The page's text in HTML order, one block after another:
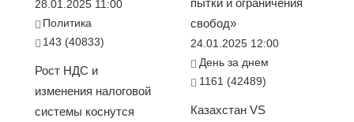
28.01.2025 11:00
Политика
143 (40833)
Рост НДС и
изменения налоговой
системы коснутся
свобод»
24.01.2025 12:00
День за днем
1161 (42489)
Казахстан VS